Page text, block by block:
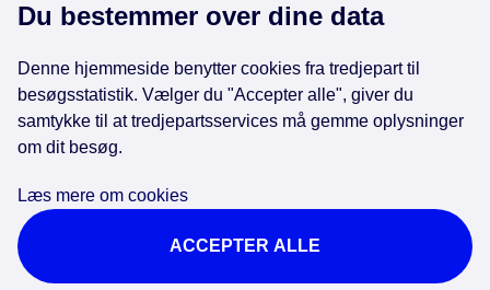
Genveje
EAN-numre i kommunen
Cookies
Tilgængelighedserklæring
Du bestemmer over dine data
Denne hjemmeside benytter cookies fra tredjepart til
besøgsstatistik. Vælger du "Accepter alle", giver du
samtykke til at tredjepartsservices må gemme oplysninger
om dit besøg.
Læs mere om cookies
ACCEPTER ALLE